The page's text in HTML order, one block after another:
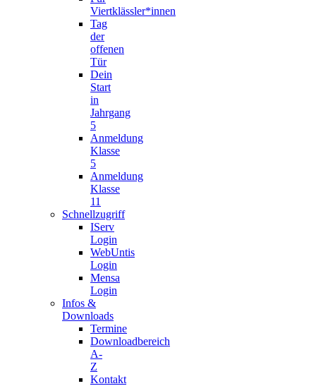
Viertklässler*innen
Tag
der
offenen
Tür
Dein
Start
in
Jahrgang
5
Anmeldung
Klasse
5
Anmeldung
Klasse
11
Schnellzugriff
IServ
Login
WebUntis
Login
Mensa
Login
Infos &
Downloads
Termine
Downloadbereich
A-
Z
Kontakt